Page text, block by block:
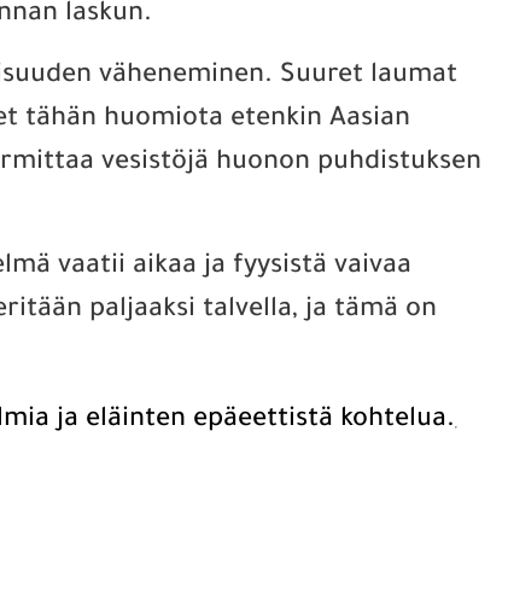
laskun.
väheneminen. Suuret laumat
tähän huomiota etenkin Aasian
vesistöjä huonon puhdistuksen
vaatii aikaa ja fyysistä vaivaa
paljaaksi talvella, ja tämä on
ja eläinten epäeettistä kohtelua.